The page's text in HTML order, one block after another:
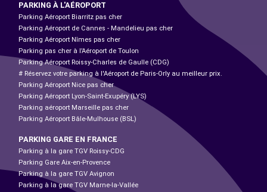
PARKING À L'AÉROPORT
Parking Aéroport Biarritz pas cher
Parking Aéroport de Cannes - Mandelieu pas cher
Parking Aéroport Nîmes pas cher
Parking pas cher à l’Aéroport de Toulon
Parking Aéroport Roissy-Charles de Gaulle (CDG)
# Réservez votre parking à l'Aéroport de Paris-Orly au meilleur prix.
Parking Aéroport Nice pas cher
Parking Aéroport Lyon-Saint-Exupéry (LYS)
Parking aéroport Marseille pas cher
Parking Aéroport Bâle-Mulhouse (BSL)
PARKING GARE EN FRANCE
Parking à la gare TGV Roissy-CDG
Parking Gare Aix-en-Provence
Parking à la gare TGV Avignon
Parking à la gare TGV Marne-la-Vallée